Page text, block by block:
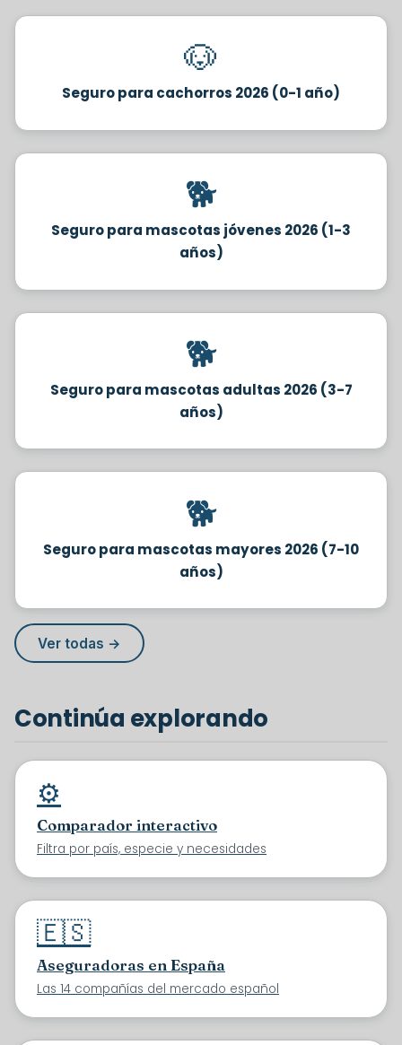
🐶
Seguro para cachorros 2026 (0-1 año)
🐕
Seguro para mascotas jóvenes 2026 (1-3
años)
🐕
Seguro para mascotas adultas 2026 (3-7
años)
🐕
Seguro para mascotas mayores 2026 (7-10
años)
Ver todas →
Continúa explorando
⚙️
Comparador interactivo
Filtra por país, especie y necesidades
🇪🇸
Aseguradoras en España
Las 14 compañías del mercado español